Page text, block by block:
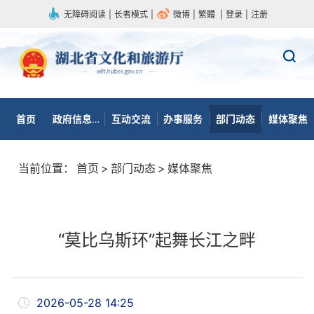
无障碍阅读 长者模式 微博 繁體 登录 注册
首页 政府信息公开 互动交流 办事服务 部门动态 媒体聚焦
当前位置： 首页 > 部门动态 > 媒体聚焦
“莫比乌斯环”起舞长江之畔
2026-05-28 14:25